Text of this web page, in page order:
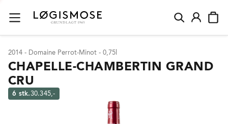
2014 - Domaine Perrot-Minot - 0,75l
CHAPELLE-CHAMBERTIN GRAND
CRU
6 stk.30.345,-